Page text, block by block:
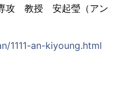
攻 教授 安起瑩（アン
1111-an-kiyoung.html